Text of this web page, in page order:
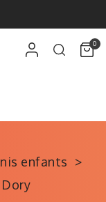
0
enfants